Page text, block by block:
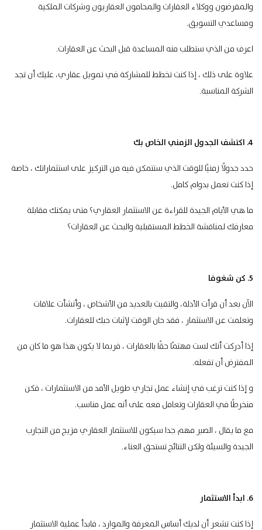
والمقرضون ووكلاء العقارات والمحامون العقاريون وشركات الملكية
ومساعدي التسويق.
اعرف من الذي ستطلب منه المساعدة قبل البحث عن العقارات.
علاوة على ذلك ، إذا كنت تخطط للمشاركة في تمويل عقاري، عليك أن تجد
الشركة المناسبة.
4. اكتشف الجدول الزمني الخاص بك
حدد جدولًا زمنيًا للوقت الذي ستتمكن فيه من التركيز على استثماراتك ، خاصة
إذا كنت تعمل بدوام كامل.
ما هي الأيام الجيدة للقراءة عن الاستثمار العقاري؟ متى يمكنك مقابلة
معارفك لمناقشة الخطط المستقبلية والبحث عن العقارات؟
5. كن شغوفا
الآن بعد أن قرأت الأدلة، والتقيت بالعديد من الأشخاص ، وأنشأت علاقات
وتعلمت عن الاستثمار ، فقد حان الوقت لإثبات حبك للعقارات.
إذا أدركت أنك لست مهتمًا حقًا بالعقارات ، فربما لا يكون هذا هو ما كان من
المفترض أن تفعله.
و إذا كنت ترغب في إنشاء عمل تجاري طويل الأمد من الاستثمارات ، فكن
منخرطًا في العقارات وتعامل معه على أنه عمل مناسب.
مع ما يقال ، الصبر مهم جدا سيكون للاستثمار العقاري مزيج من التجارب
الجيدة والسيئة ولكن النتائج تستحق العناء.
6. ابدأ الاستثمار
إذا كنت تشعر أن لديك أساس المعرفة والموارد، فابدأ عملية الاستثمار